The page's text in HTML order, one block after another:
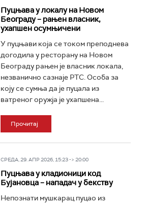
Пуцњава у локалу на Новом
Београду – рањен власник,
ухапшен осумњичени
У пуцњави која се током преподнева
догодила у ресторану на Новом
Београду рањен је власник локала,
незванично сазнаје РТС. Особа за
коју се сумња да је пуцала из
ватреног оружја је ухапшена...
Прочитај
СРЕДА, 29. АПР 2026, 15:23 -> 20:00
Пуцњава у кладионици код
Бујановца – нападач у бекству
Непознати мушкарац пуцао из